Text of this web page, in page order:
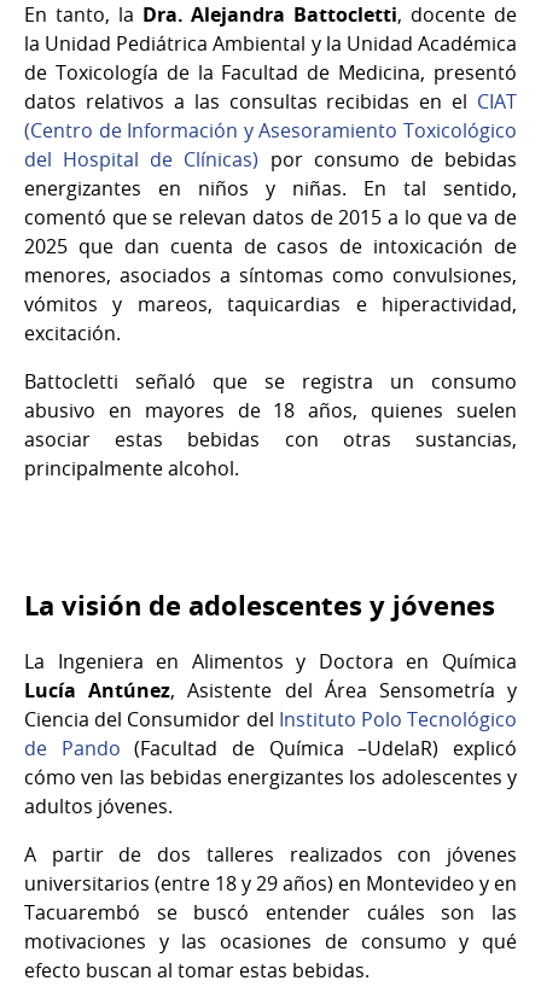
En tanto, la Dra. Alejandra Battocletti, docente de
la Unidad Pediátrica Ambiental y la Unidad Académica
de Toxicología de la Facultad de Medicina, presentó
datos relativos a las consultas recibidas en el CIAT
(Centro de Información y Asesoramiento Toxicológico
del Hospital de Clínicas) por consumo de bebidas
energizantes en niños y niñas. En tal sentido,
comentó que se relevan datos de 2015 a lo que va de
2025 que dan cuenta de casos de intoxicación de
menores, asociados a síntomas como convulsiones,
vómitos y mareos, taquicardias e hiperactividad,
excitación.
Battocletti señaló que se registra un consumo
abusivo en mayores de 18 años, quienes suelen
asociar estas bebidas con otras sustancias,
principalmente alcohol.
La visión de adolescentes y jóvenes
La Ingeniera en Alimentos y Doctora en Química
Lucía Antúnez, Asistente del Área Sensometría y
Ciencia del Consumidor del Instituto Polo Tecnológico
de Pando (Facultad de Química –UdelaR) explicó
cómo ven las bebidas energizantes los adolescentes y
adultos jóvenes.
A partir de dos talleres realizados con jóvenes
universitarios (entre 18 y 29 años) en Montevideo y en
Tacuarembó se buscó entender cuáles son las
motivaciones y las ocasiones de consumo y qué
efecto buscan al tomar estas bebidas.